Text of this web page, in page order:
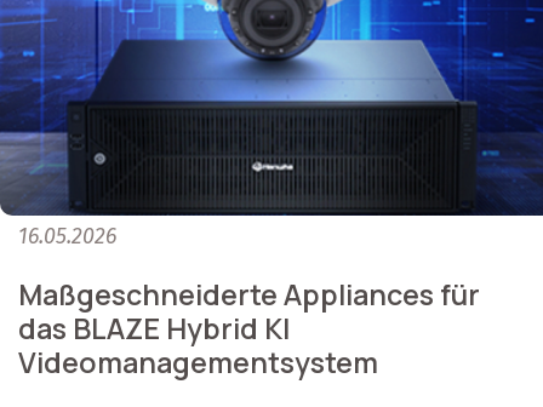
16.05.2026
Maßgeschneiderte Appliances für
das BLAZE Hybrid KI
Videomanagementsystem